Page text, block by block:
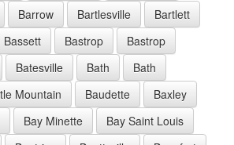
Barrow Bartlesville
Bartlett
Bassett Bastrop
Bastrop
Batesville Bath
Bath
Mountain Baudette
Baxley
Bay Minette
Bay Saint Louis